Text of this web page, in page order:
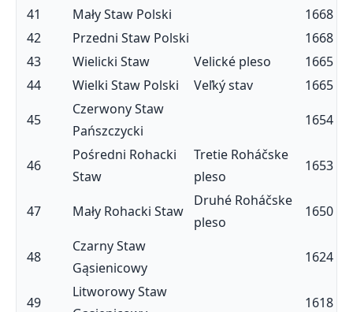
41
Mały Staw Polski
1668
42
Przedni Staw Polski
1668
43
Wielicki Staw Velické pleso
1665
44
Wielki Staw Polski Veľký stav
1665
45
Czerwony Staw
Pańszczycki
1654
46
Pośredni Rohacki
Staw
Tretie Roháčske
pleso
1653
47 Mały Rohacki Staw
Druhé Roháčske
pleso
1650
48
Czarny Staw
Gąsienicowy
1624
49
Litworowy Staw
1618